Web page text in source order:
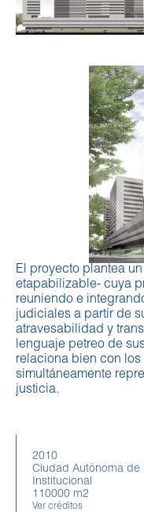
El proyecto plantea
etapabilizable- cuya
reuniendo e
judiciales a partir de
atravesabilidad y
lenguaje petreo de
relaciona bien con
simultáneamente
justicia.
2010
Ciudad Autónoma de
Institucional
110000 m2
Ver créditos